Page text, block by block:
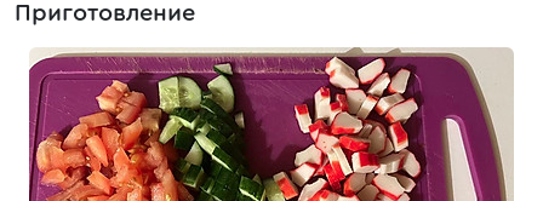
Приготовление